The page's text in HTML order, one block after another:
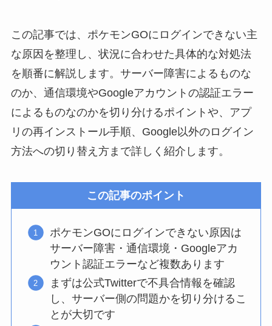
この記事では、ポケモンGOにログインできない主
な原因を整理し、状況に合わせた具体的な対処法
を順番に解説します。サーバー障害によるものな
のか、通信環境やGoogleアカウントの認証エラー
によるものなのかを切り分けるポイントや、アプ
リの再インストール手順、Google以外のログイン
方法への切り替え方まで詳しく紹介します。
この記事のポイント
ポケモンGOにログインできない原因は
サーバー障害・通信環境・Googleアカ
ウント認証エラーなど複数あります
まずは公式Twitterで不具合情報を確認
し、サーバー側の問題かを切り分けるこ
とが大切です